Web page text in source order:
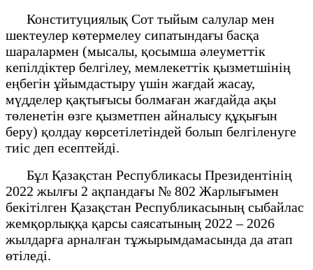
Конституциялық Сот тыйым салулар мен
шектеулер көтермелеу сипатындағы басқа
шаралармен (мысалы, қосымша әлеуметтік
кепілдіктер белгілеу, мемлекеттік қызметшінің
еңбегін ұйымдастыру үшін жағдай жасау,
мүдделер қақтығысы болмаған жағдайда ақы
төленетін өзге қызметпен айналысу құқығын
беру) қолдау көрсетілетіндей болып белгіленуге
тиіс деп есептейді.
Бұл Қазақстан Республикасы Президентінің
2022 жылғы 2 ақпандағы № 802 Жарлығымен
бекітілген Қазақстан Республикасының сыбайлас
жемқорлыққа қарсы саясатының 2022 – 2026
жылдарға арналған тұжырымдамасында да атап
өтіледі.